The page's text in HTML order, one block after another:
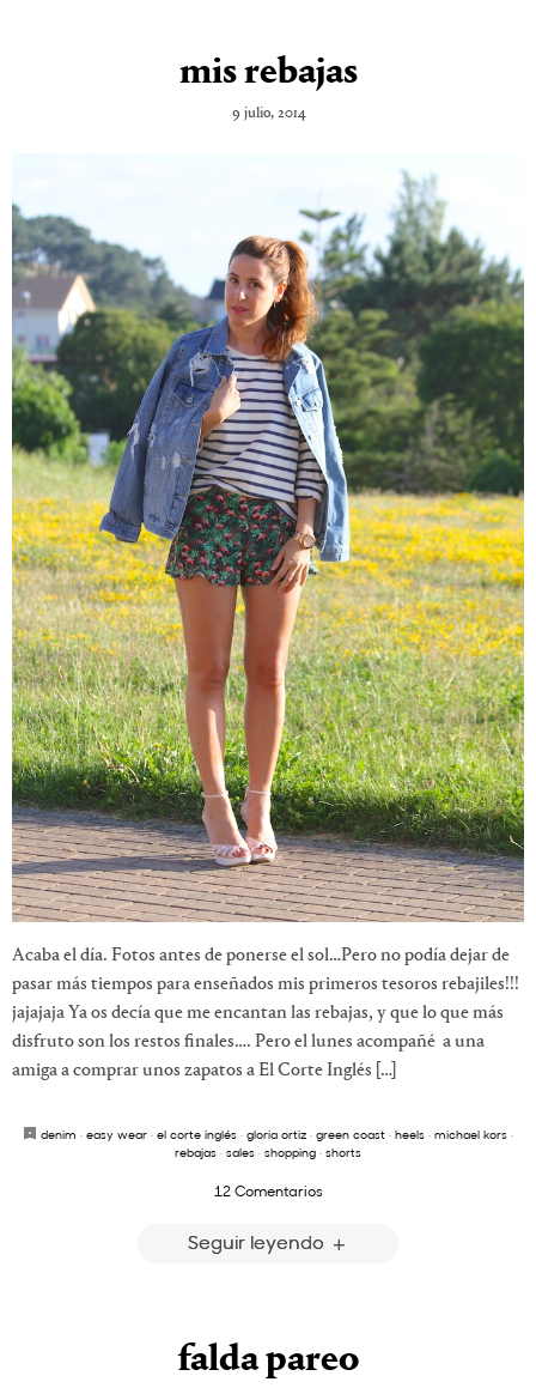
mis rebajas
9 julio, 2014
Acaba el día. Fotos antes de ponerse el sol…Pero no podía dejar de
pasar más tiempos para enseñados mis primeros tesoros rebajiles!!!
jajajaja Ya os decía que me encantan las rebajas, y que lo que más
disfruto son los restos finales…. Pero el lunes acompañé a una
amiga a comprar unos zapatos a El Corte Inglés […]
denim · easy wear · el corte inglés · gloria ortiz · green coast · heels · michael kors ·
rebajas · sales · shopping · shorts
12 Comentarios
Seguir leyendo
falda pareo